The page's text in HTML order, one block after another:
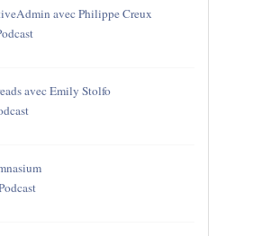
avec Philippe Creux
avec Emily Stolfo